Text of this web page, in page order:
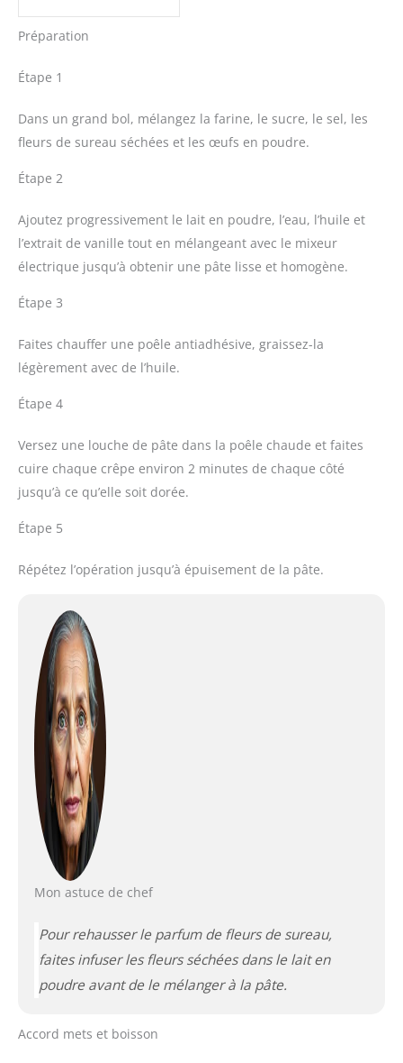
Préparation
Étape 1
Dans un grand bol, mélangez la farine, le sucre, le sel, les
fleurs de sureau séchées et les œufs en poudre.
Étape 2
Ajoutez progressivement le lait en poudre, l’eau, l’huile et
l’extrait de vanille tout en mélangeant avec le mixeur
électrique jusqu’à obtenir une pâte lisse et homogène.
Étape 3
Faites chauffer une poêle antiadhésive, graissez-la
légèrement avec de l’huile.
Étape 4
Versez une louche de pâte dans la poêle chaude et faites
cuire chaque crêpe environ 2 minutes de chaque côté
jusqu’à ce qu’elle soit dorée.
Étape 5
Répétez l’opération jusqu’à épuisement de la pâte.
Mon astuce de chef
Pour rehausser le parfum de fleurs de sureau,
faites infuser les fleurs séchées dans le lait en
poudre avant de le mélanger à la pâte.
Accord mets et boisson